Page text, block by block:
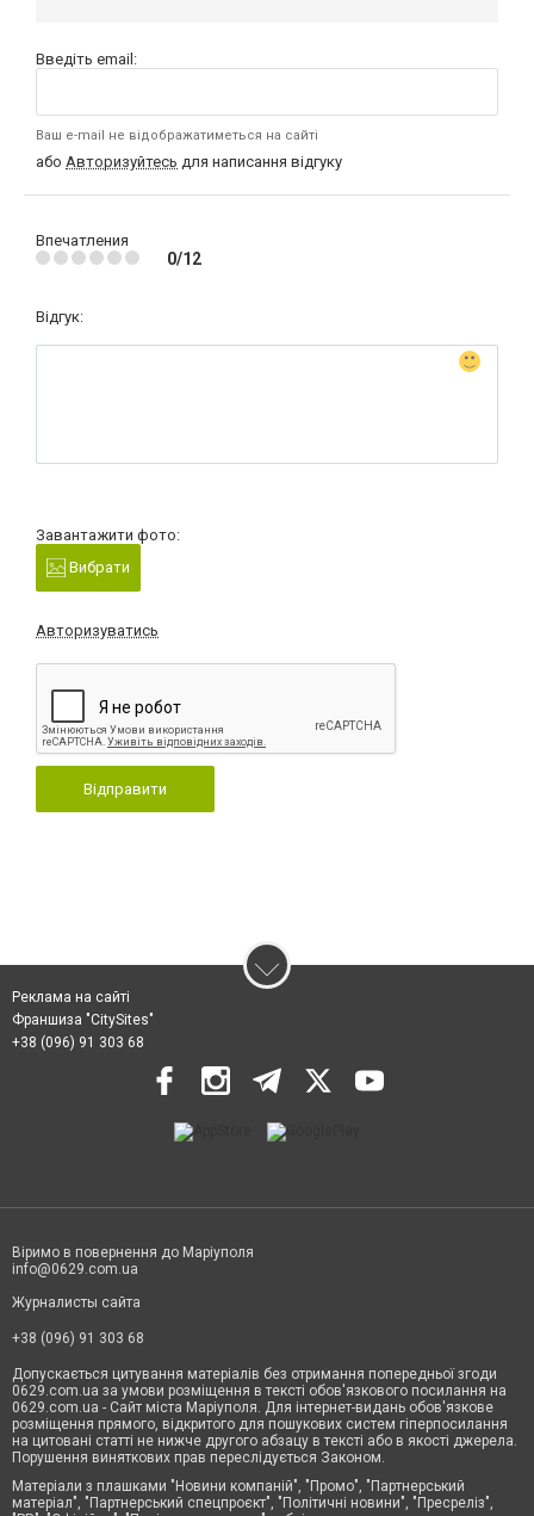
Введіть email:
Ваш e-mail не відображатиметься на сайті
або Авторизуйтесь для написання відгуку
Впечатления
0/12
Відгук:
Завантажити фото:
Вибрати
Авторизуватись
Відправити
Реклама на сайті
Франшиза "CitySites"
+38 (096) 91 303 68
Віримо в повернення до Маріуполя
info@0629.com.ua
Журналисты сайта
+38 (096) 91 303 68
Допускається цитування матеріалів без отримання попередньої згоди
0629.com.ua за умови розміщення в тексті обов'язкового посилання на
0629.com.ua - Сайт міста Маріуполя. Для інтернет-видань обов'язкове
розміщення прямого, відкритого для пошукових систем гіперпосилання
на цитовані статті не нижче другого абзацу в тексті або в якості джерела.
Порушення виняткових прав переслідується Законом.
Матеріали з плашками "Новини компаній", "Промо", "Партнерський
матеріал", "Партнерський спецпроєкт", "Політичні новини", "Пресреліз",